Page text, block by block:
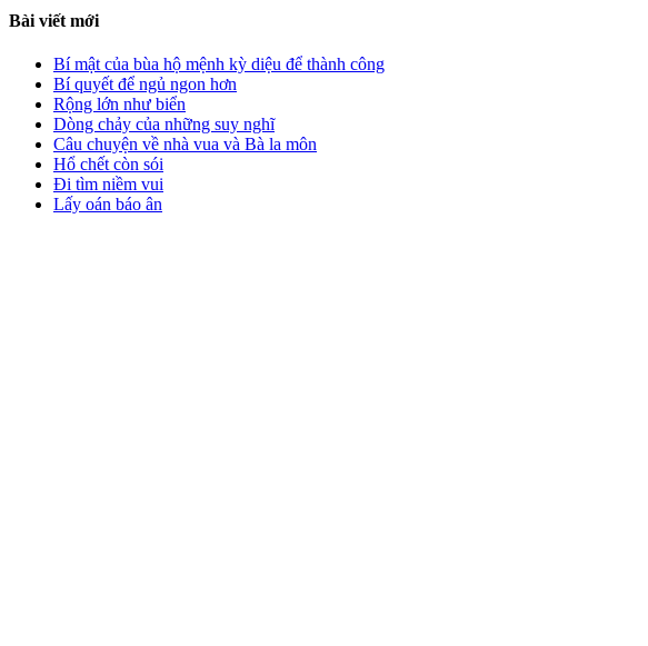
Bài viết mới
Bí mật của bùa hộ mệnh kỳ diệu để thành công
Bí quyết để ngủ ngon hơn
Rộng lớn như biển
Dòng chảy của những suy nghĩ
Câu chuyện về nhà vua và Bà la môn
Hổ chết còn sói
Đi tìm niềm vui
Lấy oán báo ân